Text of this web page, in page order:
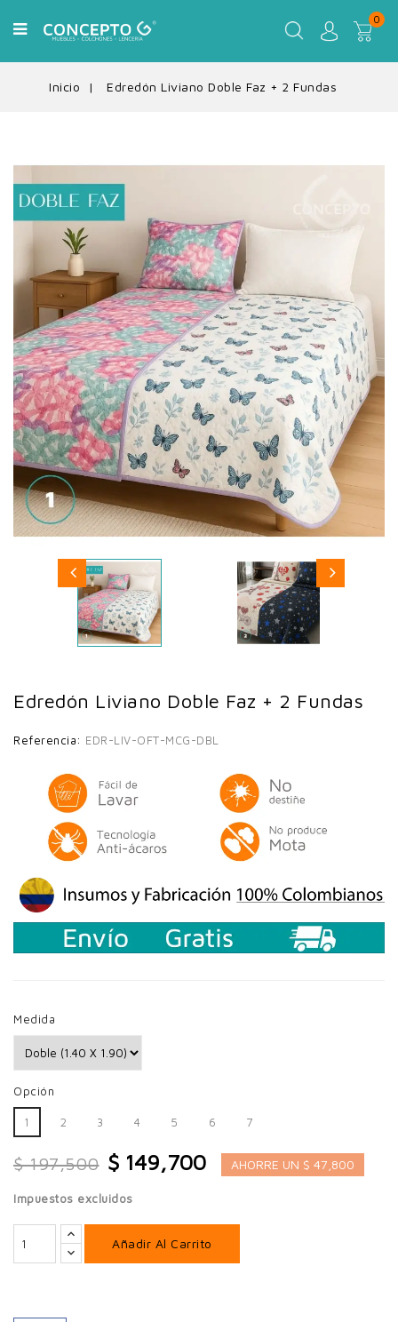
0
Inicio Edredón Liviano Doble Faz + 2 Fundas
Edredón Liviano Doble Faz + 2 Fundas
Referencia: EDR-LIV-OFT-MCG-DBL
Medida
Opción
1 2 3 4 5 6 7
$ 197,500 $ 149,700 AHORRE UN $ 47,800
Impuestos excluidos
Añadir Al Carrito